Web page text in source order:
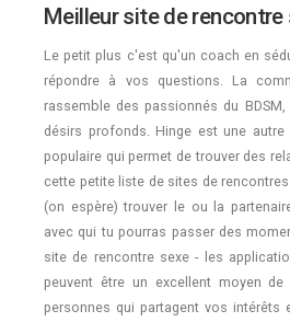
Meilleur site de rencontre
Le petit plus c'est qu'un coach en
répondre à vos questions. La
rassemble des passionnés du
désirs profonds. Hinge est une
populaire qui permet de trouver des
cette petite liste de sites de
(on espère) trouver le ou la
avec qui tu pourras passer des
site de rencontre sexe - les
peuvent être un excellent moyen de
personnes qui partagent vos intérêts